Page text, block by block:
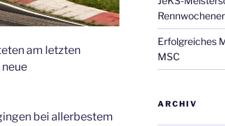
am letzten
bei allerbestem
Erfolgreiches
MSC
ARCHIV